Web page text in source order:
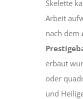
Skelette
Arbeit
nach dem
erbaut
oder
und